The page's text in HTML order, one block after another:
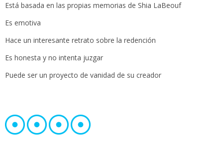
Está basada en las propias memorias de Shia LaBeouf
Es emotiva
Hace un interesante retrato sobre la redención
Es honesta y no intenta juzgar
Puede ser un proyecto de vanidad de su creador